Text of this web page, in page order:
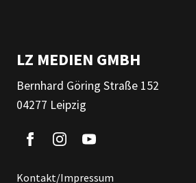
LZ MEDIEN GMBH
Bernhard Göring Straße 152
04277 Leipzig
Kontakt/Impressum